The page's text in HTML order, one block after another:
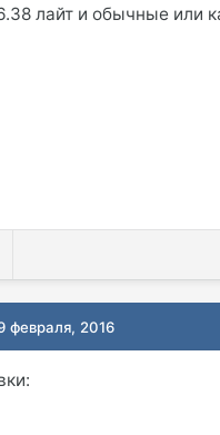
лайт и обычные или
февраля, 2016